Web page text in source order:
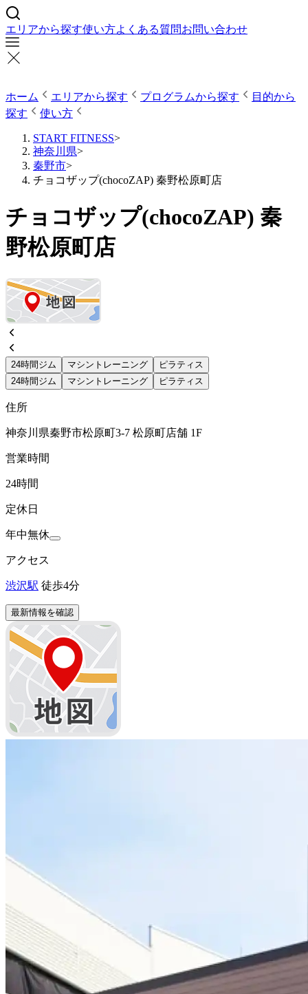
エリアから探す使い方よくある質問お問い合わせ
ホーム エリアから探す プログラムから探す
目的から
探す
使い方
START FITNESS>
神奈川県>
秦野市>
チョコザップ(chocoZAP) 秦野松原町店
チョコザップ(chocoZAP) 秦
野松原町店
24時間ジム マシントレーニング
ピラティス
24時間ジム
マシントレーニング ピラティス
住所
神奈川県秦野市松原町3-7 松原町店舗 1F
営業時間
24時間
定休日
年中無休
アクセス
渋沢駅 徒歩4分
最新情報を確認